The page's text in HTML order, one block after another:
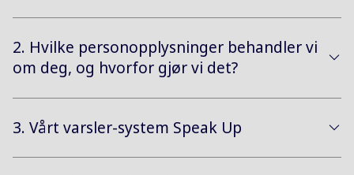
2. Hvilke personopplysninger behandler vi
om deg, og hvorfor gjør vi det?
3. Vårt varsler-system Speak Up